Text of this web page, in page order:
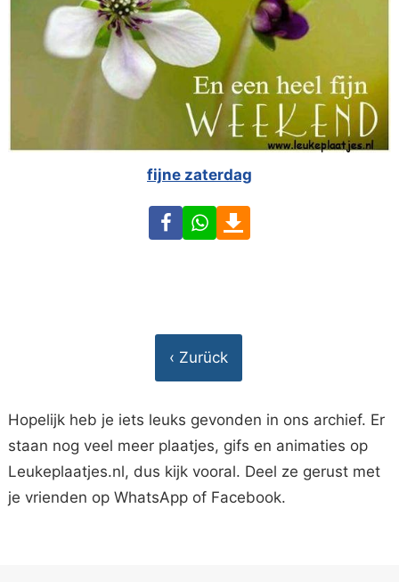
fijne zaterdag
FacebookWhatsApp
‹ Zurück
Hopelijk heb je iets leuks gevonden in ons archief. Er
staan nog veel meer plaatjes, gifs en animaties op
Leukeplaatjes.nl, dus kijk vooral. Deel ze gerust met
je vrienden op WhatsApp of Facebook.